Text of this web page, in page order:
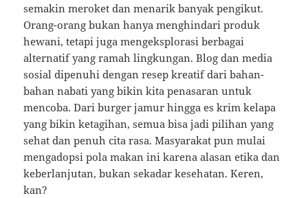
semakin meroket dan menarik banyak pengikut.
Orang-orang bukan hanya menghindari produk
hewani, tetapi juga mengeksplorasi berbagai
alternatif yang ramah lingkungan. Blog dan media
sosial dipenuhi dengan resep kreatif dari bahan-
bahan nabati yang bikin kita penasaran untuk
mencoba. Dari burger jamur hingga es krim kelapa
yang bikin ketagihan, semua bisa jadi pilihan yang
sehat dan penuh cita rasa. Masyarakat pun mulai
mengadopsi pola makan ini karena alasan etika dan
keberlanjutan, bukan sekadar kesehatan. Keren,
kan?